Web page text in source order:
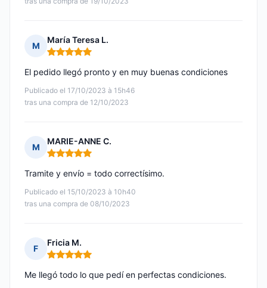
M
María Teresa L.
Nota: 5 de 5
Publicado el 17/10/2023 à 15h46
tras una compra de 12/10/2023
El pedido llegó pronto y en muy buenas condiciones
M
MARIE-ANNE C.
Nota: 5 de 5
Publicado el 15/10/2023 à 10h40
tras una compra de 08/10/2023
Tramite y envío = todo correctísimo.
F
Fricia M.
Nota: 5 de 5
Me llegó todo lo que pedí en perfectas condiciones.